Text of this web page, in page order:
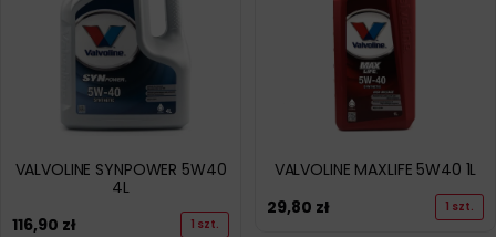
VALVOLINE SYNPOWER 5W40
4L
116,90 zł 1 szt.
VALVOLINE MAXLIFE 5W40 1L
29,80 zł 1 szt.